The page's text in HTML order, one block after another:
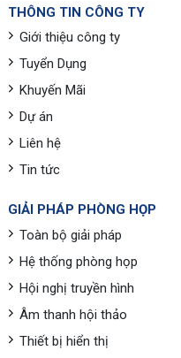
THÔNG TIN CÔNG TY
Giới thiệu công ty
Tuyển Dụng
Khuyến Mãi
Dự án
Liên hệ
Tin tức
GIẢI PHÁP PHÒNG HỌP
Toàn bộ giải pháp
Hệ thống phòng họp
Hội nghị truyền hình
Âm thanh hội thảo
Thiết bị hiển thị